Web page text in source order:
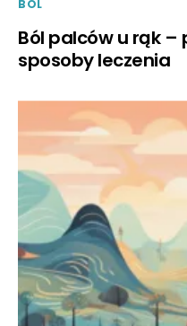
BOL
Ból palców u rąk –
sposoby leczenia